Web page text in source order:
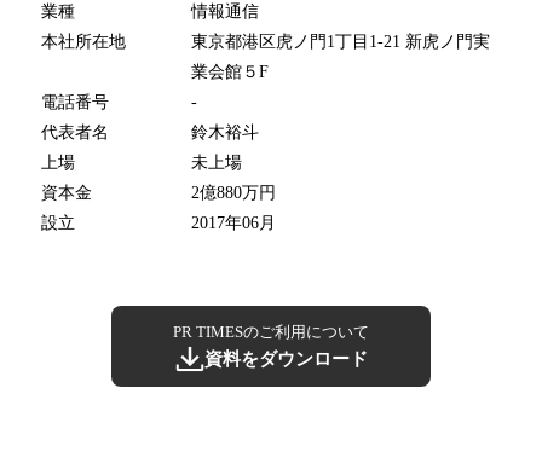
業種
情報通信
本社所在地
東京都港区虎ノ門1丁目1-21 新虎ノ門実
業会館５F
電話番号
-
代表者名
鈴木裕斗
上場
未上場
資本金
2億880万円
設立
2017年06月
PR TIMESのご利用について
資料をダウンロード